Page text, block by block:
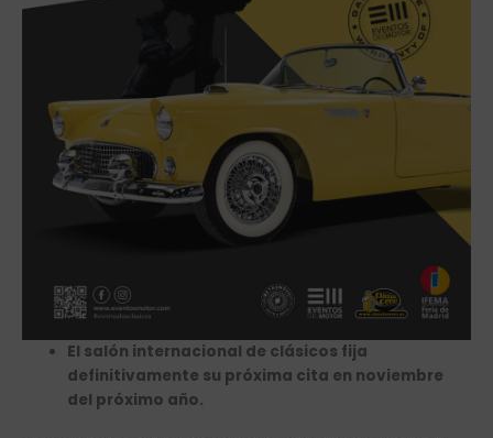
El salón internacional de clásicos fija
definitivamente su próxima cita en noviembre
del próximo año.